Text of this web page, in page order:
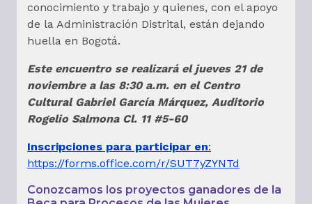
conocimiento y trabajo y quienes, con el apoyo
de la Administración Distrital, están dejando
huella en Bogotá.
Este encuentro se realizará el jueves 21 de
noviembre a las 8:30 a.m. en el Centro
Cultural Gabriel García Márquez, Auditorio
Rogelio Salmona Cl. 11 #5-60
Inscripciones para participar en:
https://forms.office.com/r/SUT7yZYNTd
Conozcamos los proyectos ganadores de la